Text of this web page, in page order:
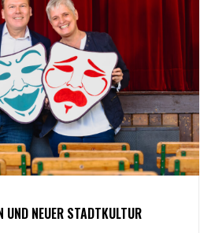
UND NEUER STADTKULTUR